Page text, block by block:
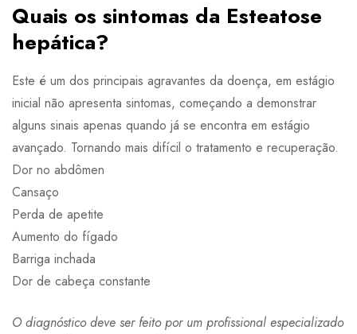
Quais os sintomas da Esteatose
hepática?
Este é um dos principais agravantes da doença, em estágio
inicial não apresenta sintomas, começando a demonstrar
alguns sinais apenas quando já se encontra em estágio
avançado. Tornando mais difícil o tratamento e recuperação.
Dor no abdômen
Cansaço
Perda de apetite
Aumento do fígado
Barriga inchada
Dor de cabeça constante
O diagnóstico deve ser feito por um profissional especializado